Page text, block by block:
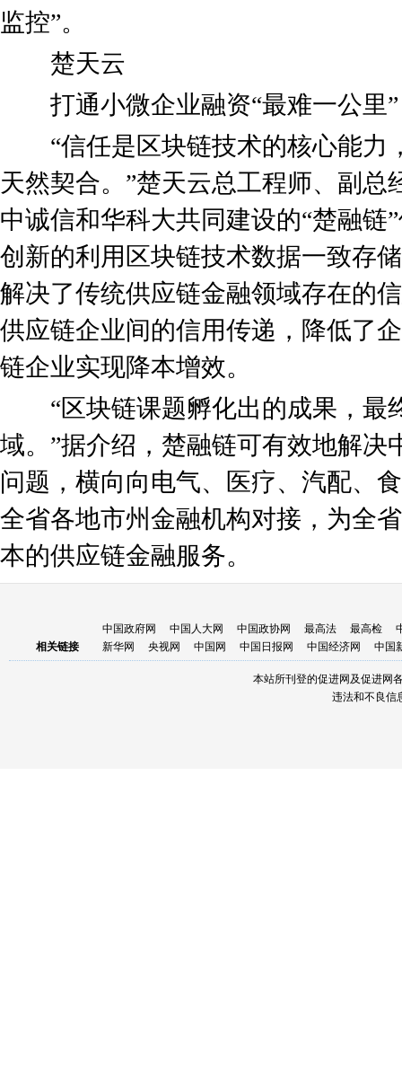
监控”。
楚天云
打通小微企业融资“最难一公里”
“信任是区块链技术的核心能力
天然契合。”楚天云总工程师、副总
中诚信和华科大共同建设的“楚融链
创新的利用区块链技术数据一致存
解决了传统供应链金融领域存在的
供应链企业间的信用传递，降低了
链企业实现降本增效。
“区块链课题孵化出的成果，最
域。”据介绍，楚融链可有效地解决
问题，横向向电气、医疗、汽配、
全省各地市州金融机构对接，为全
本的供应链金融服务。
相关链接
中国政府网 中国人大网 中国政协网 最高法 最高检
新华网
央视网 中国网 中国日报网 中国经济网 中国
本站所刊登的促进网及促进网
违法和不良信